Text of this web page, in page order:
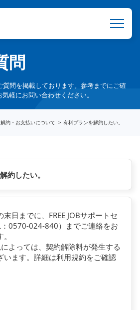
問
質問を掲載しております。参考までにご確
軽にお問い合わせください。
約・お支払いについて 有料プランを解約したい。
約したい。
日までに、FREE JOBサポートセ
：0570-024-840）までご連絡をお
よっては、契約解除料が発生する
います。詳細は利用規約をご確認